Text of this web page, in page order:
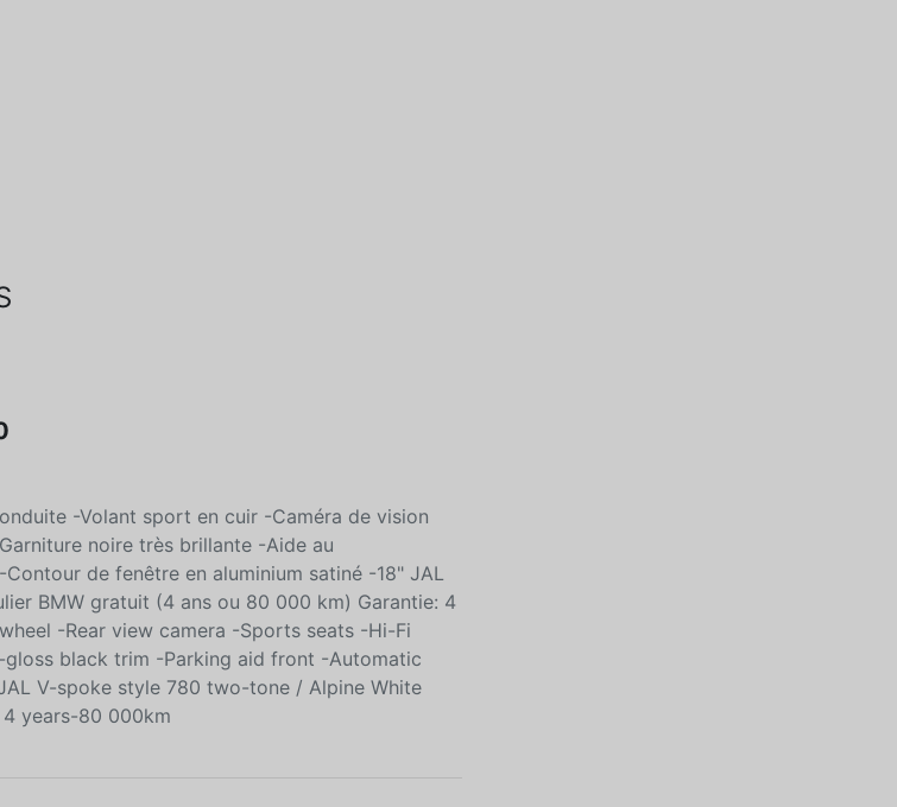
-Volant sport en cuir -Caméra de vision
noire très brillante -Aide au
de fenêtre en aluminium satiné -18" JAL
BMW gratuit (4 ans ou 80 000 km) Garantie: 4
-Rear view camera -Sports seats -Hi-Fi
black trim -Parking aid front -Automatic
V-spoke style 780 two-tone / Alpine White
years-80 000km